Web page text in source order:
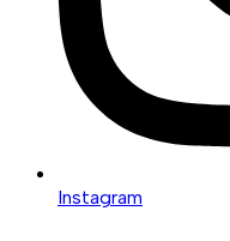
Instagram